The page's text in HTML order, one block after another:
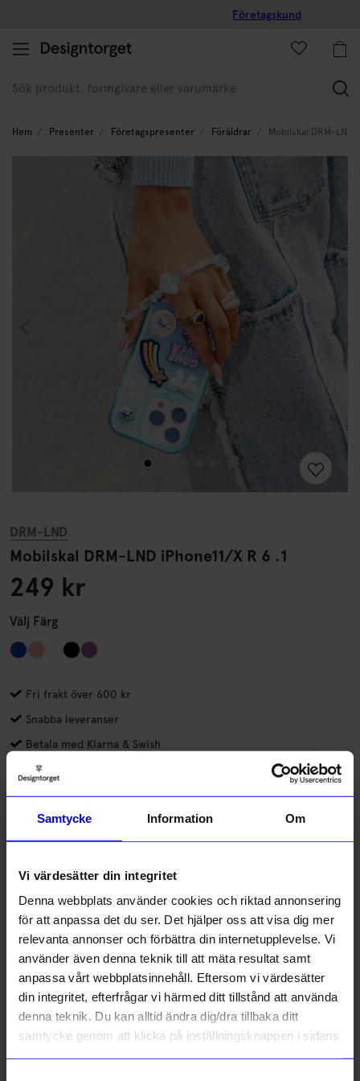
Samtycke Information Om
Vi värdesätter din integritet
Denna webbplats använder cookies och riktad annonsering
för att anpassa det du ser. Det hjälper oss att visa dig mer
relevanta annonser och förbättra din internetupplevelse. Vi
använder även denna teknik till att mäta resultat samt
anpassa vårt webbplatsinnehåll. Eftersom vi värdesätter
din integritet, efterfrågar vi härmed ditt tillstånd att använda
denna teknik. Du kan alltid ändra dig/dra tillbaka ditt
samtycke genom att klicka på inställningsknappen i sidans
Hem Presenter Företagspresenter Föräldrar Mobilskal DRM-LND
DRM-LND
Mobilskal DRM-LND iPhone11/X R 6 .1
249 kr
Välj Färg
Fri frakt över 600 kr
Snabba leveranser
Betala med Klarna & Swish
Mobilskal från DRM-LND ger både tryggt skydd och plats för din
personliga stil. Skalen är kantskyddade, stöttåliga och har ett
genomskinligheten gör att mobilen fortfarande syns, både
snyggt och stilrent.
Läs mer
Beskrivning
Information